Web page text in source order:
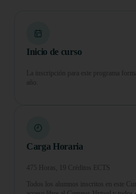
Inicio de curso
La inscripción para este programa
año.
Carga Horaria
475 Horas, 19 Créditos ECTS
Todos los alumnos inscritos en este